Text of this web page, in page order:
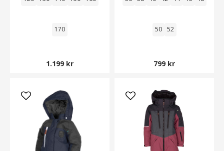
170
1.199 kr
50 52
799 kr